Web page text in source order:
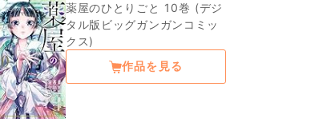
薬屋のひとりごと 10巻 (デジ
タル版ビッグガンガンコミッ
クス)
作品を見る